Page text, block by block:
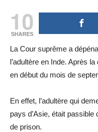
10
SHARES
La Cour suprême a
l’adultère en Inde. Après
en début du mois de
En effet, l’adultère qui
pays d’Asie, était passible
de prison.